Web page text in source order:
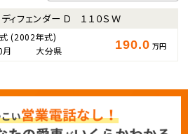
ィフェンダー Ｄ １１０ＳＷ
(2002年式)
大分県 190.0 万円